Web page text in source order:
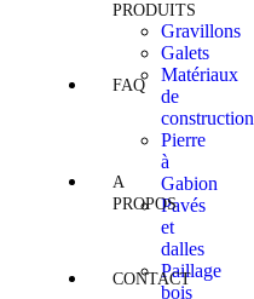
PRODUITS
Gravillons
Galets
Matériaux
de
construction
Pierre
à
Gabion
Pavés
et
dalles
Paillage
bois
FAQ
A
PROPOS
CONTACT